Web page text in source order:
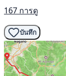
167 การดู
บันทึก